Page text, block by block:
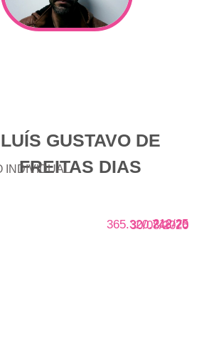
LUÍS GUSTAVO DE
FREITAS DIAS
INDIVIDUAL
212/25
365.320.748-70
30/08/2026